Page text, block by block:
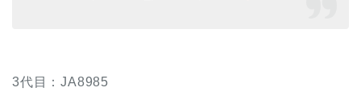
3代目：JA8985